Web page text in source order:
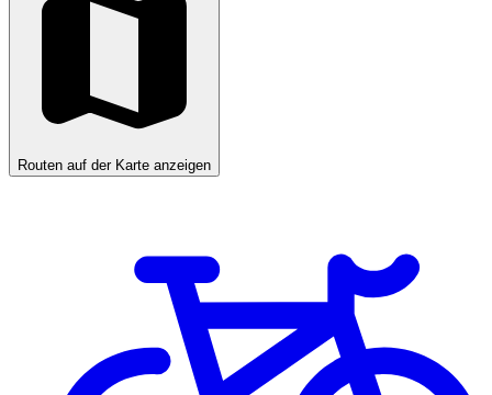
Routen auf der Karte anzeigen